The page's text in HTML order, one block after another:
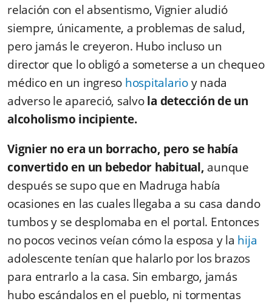
relación con el absentismo, Vignier aludió
siempre, únicamente, a problemas de salud,
pero jamás le creyeron. Hubo incluso un
director que lo obligó a someterse a un chequeo
médico en un ingreso hospitalarioy nada
adverso le apareció, salvola detección de un
alcoholismo incipiente.
Vignier no era un borracho, pero se había
convertido en un bebedor habitual, aunque
después se supo que en Madruga había
ocasiones en las cuales llegaba a su casa dando
tumbos y se desplomaba en el portal. Entonces
no pocos vecinos veían cómo la esposa y la hija
adolescente tenían que halarlo por los brazos
para entrarlo a la casa. Sin embargo, jamás
hubo escándalos en el pueblo, ni tormentas